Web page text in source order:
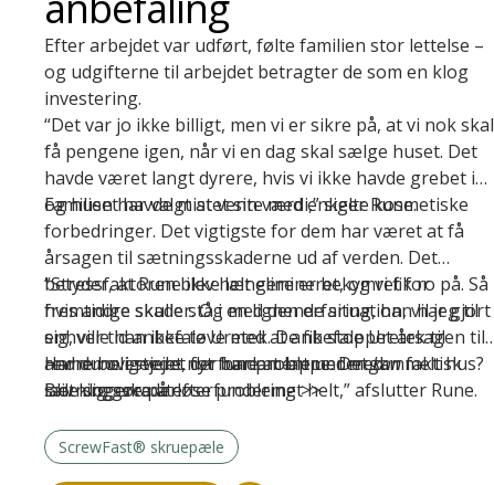
Efter arbejdet var udført, følte familien stor lettelse –
og udgifterne til arbejdet betragter de som en klog
investering.
“Det var jo ikke billigt, men vi er sikre på, at vi nok skal
få pengene igen, når vi en dag skal sælge huset. Det
havde været langt dyrere, hvis vi ikke havde grebet ind
og huset havde mistet sin værdi,” siger Rune.
Familien har valgt at vente med enkelte kosmetiske
forbedringer. Det vigtigste for dem har været at få
årsagen til sætningsskaderne ud af verden. Det
betyder, at Rune ikke længere er bekymret for
fremtidige skader. Og med den erfaring, han har gjort
sig, ville han ikke tøve med at anbefale Uretek til
andre boligejere, der har problemer med
sætningsskader.
“Stressfaktoren blev helt elimineret, og vi fik ro på. Så
hvis andre skulle stå i en lignende situation, vil jeg til
enhver tid anbefale Uretek. De fik stoppet årsagen til
revnerne i stedet for bare at lappe. Detkanfaktisk
lade sig gøre at løse problemet helt,” afslutter Rune.
Har du overvejet nyt fundament under gammelt hus?
Bliv klogere påefterfundering >>
ScrewFast® skruepæle